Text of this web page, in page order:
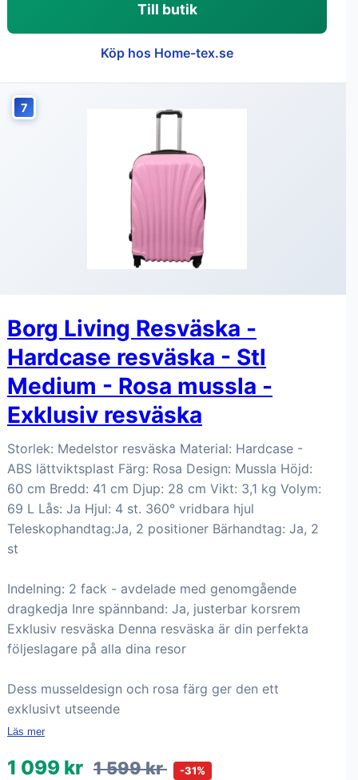
Till butik
Köp hos Home-tex.se
7
Borg Living Resväska -
Hardcase resväska - Stl
Medium - Rosa mussla -
Exklusiv resväska
Storlek: Medelstor resväska Material: Hardcase -
ABS lättviktsplast Färg: Rosa Design: Mussla Höjd:
60 cm Bredd: 41 cm Djup: 28 cm Vikt: 3,1 kg Volym:
69 L Lås: Ja Hjul: 4 st. 360° vridbara hjul
Teleskophandtag:Ja, 2 positioner Bärhandtag: Ja, 2
st
Indelning: 2 fack - avdelade med genomgående
dragkedja Inre spännband: Ja, justerbar korsrem
Exklusiv resväska Denna resväska är din perfekta
följeslagare på alla dina resor
Dess musseldesign och rosa färg ger den ett
exklusivt utseende
Läs mer
1 099 kr 1 599 kr -31%